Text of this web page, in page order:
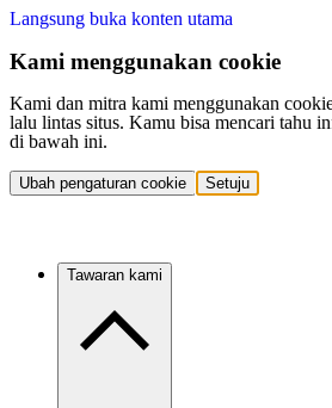
Langsung buka konten utama
Kami menggunakan cookie
Kami dan mitra kami menggunakan
lalu lintas situs. Kamu bisa mencari tahu
di bawah ini.
Ubah pengaturan cookie Setuju
Tawaran kami